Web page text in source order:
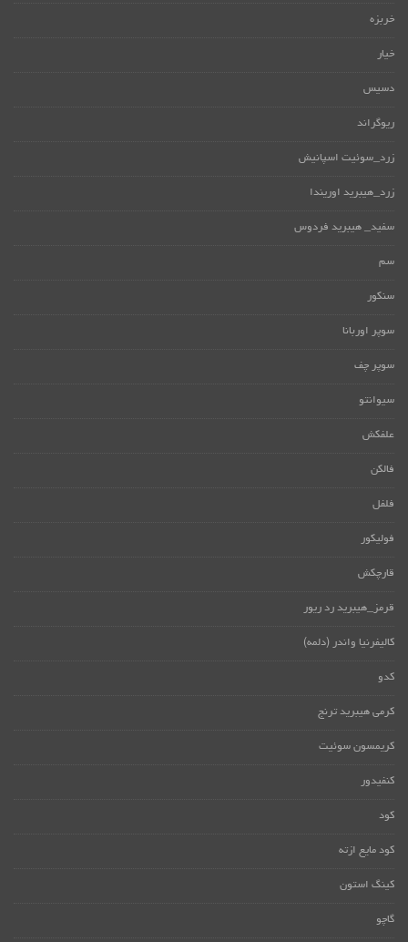
خربزه
خیار
دسیس
ریوگراند
زرد_سوئیت اسپانیش
زرد_هیبرید اوریندا
سفید_ هیبرید فردوس
سم
سنکور
سوپر اوربانا
سوپر چف
سیوانتو
علفکش
فالکن
فلفل
فولیکور
قارچکش
قرمز_هیبرید رد ریور
کالیفرنیا واندر (دلمه)
کدو
کرمی هیبرید ترنج
کریمسون سوئیت
کنفیدور
کود
کود مایع ازته
کینگ استون
گاچو